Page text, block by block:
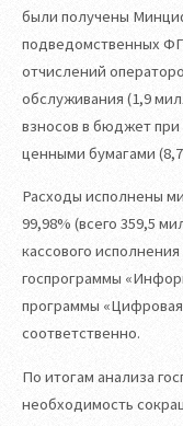
были получены
подведомственных
отчислений
обслуживания (1,9
взносов в бюджет
ценными бумагами
Расходы исполнены
99,98% (всего 359,5
кассового
госпрограммы
программы «Цифровая
соответственно.
По итогам анализа
необходимость